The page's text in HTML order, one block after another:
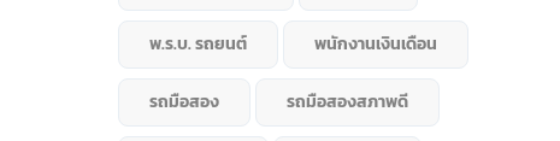
พ.ร.บ. รถยนต์ พนักงานเงินเดือน
รถมือสอง รถมือสองสภาพดี